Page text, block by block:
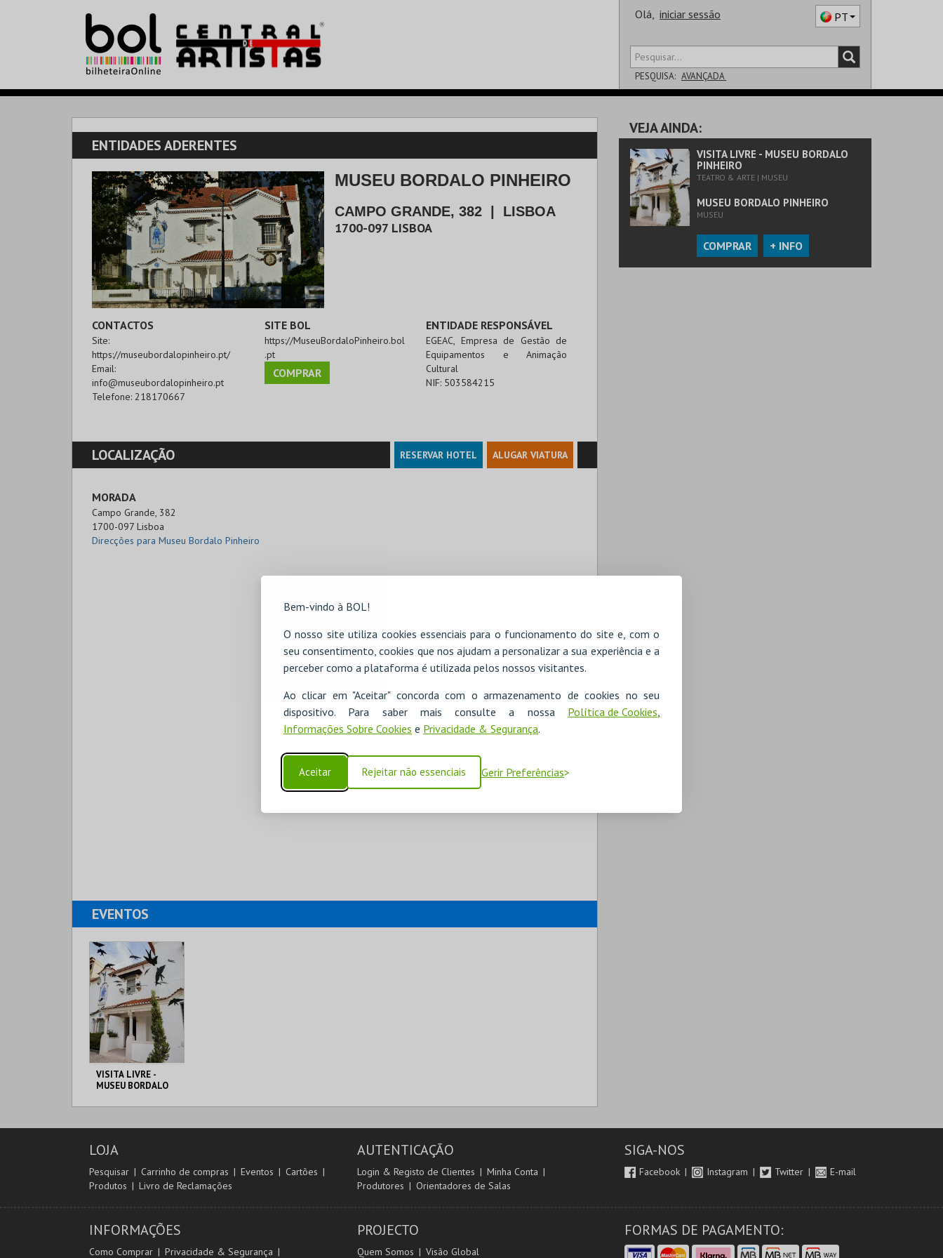
Bem-vindo à BOL!
O nosso site utiliza cookies essenciais para o funcionamento do site e, com o
seu consentimento, cookies que nos ajudam a personalizar a sua experiência e a
perceber como a plataforma é utilizada pelos nossos visitantes.
Ao clicar em "Aceitar" concorda com o armazenamento de cookies no seu
dispositivo. Para saber mais consulte a nossa Política de Cookies
Informações Sobre Cookies e Privacidade & Segurança.
Aceitar Rejeitar não essenciais Gerir Preferências
Olá, iniciar sessão PT
PESQUISA: AVANÇADA
SALA
ENTIDADES ADERENTES
MUSEU BORDALO PINHEIRO
CAMPO GRANDE, 382 LISBOA
1700-097 LISBOA
CONTACTOS
Site:
https://museubordalopinheiro.pt/
Email:
info@museubordalopinheiro.pt
Telefone: 218170667
SITE BOL
https://MuseuBordaloPinheiro.bol
.pt
COMPRAR
ENTIDADE RESPONSÁVEL
EGEAC, Empresa de Gestão de
Equipamentos e Animação
Cultural
NIF: 503584215
LOCALIZAÇÃO RESERVAR HOTEL ALUGAR VIATURA
MORADA
Campo Grande, 382
1700-097 Lisboa
Direcções para Museu Bordalo Pinheiro
EVENTOS
VISITA LIVRE -
MUSEU BORDALO
PINHEIRO
COMPRAR
VEJA AINDA:
VISITA LIVRE - MUSEU BORDALO
PINHEIRO
TEATRO & ARTE | MUSEU
MUSEU BORDALO PINHEIRO
MUSEU
COMPRAR + INFO
LOJA
Pesquisar Carrinho de compras Eventos
Cartões
Produtos
Livro de Reclamações
AUTENTICAÇÃO
Login & Registo de Clientes
Minha Conta
Produtores
Orientadores de Salas
SIGA-NOS
Facebook Instagram Twitter E-mail
INFORMAÇÕES
Como Comprar Privacidade & Segurança
PROJECTO
Quem Somos Visão Global
FORMAS DE PAGAMENTO: